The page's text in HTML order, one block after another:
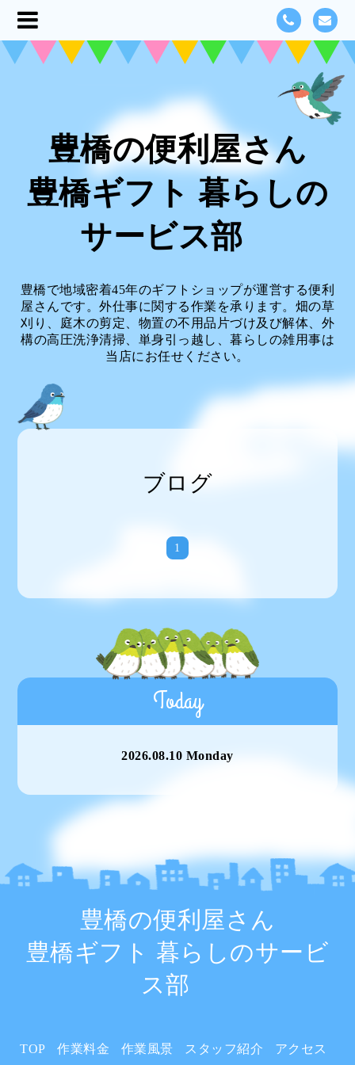
豊橋の便利屋さん
豊橋ギフト 暮らしの
サービス部
豊橋で地域密着45年のギフトショップが運営する便利
屋さんです。外仕事に関する作業を承ります。畑の草
刈り、庭木の剪定、物置の不用品片づけ及び解体、外
構の高圧洗浄清掃、単身引っ越し、暮らしの雑用事は
当店にお任せください。
ブログ
1
Today
2026.08.10 Monday
豊橋の便利屋さん
豊橋ギフト 暮らしのサービ
ス部
TOP 作業料金 作業風景 スタッフ紹介 アクセス